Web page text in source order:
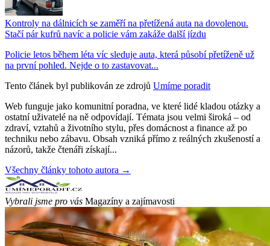
Kontroly na dálnicích se zaměří na přetížená auta na dovolenou.
Stačí pár kufrů navíc a policie vám zakáže další jízdu
Policie letos během léta víc sleduje auta, která působí přetíženě už
na první pohled. Nejde o to zastavovat...
Tento článek byl publikován ze zdrojů Umíme poradit
Web funguje jako komunitní poradna, ve které lidé kladou otázky a
ostatní uživatelé na ně odpovídají. Témata jsou velmi široká – od
zdraví, vztahů a životního stylu, přes domácnost a finance až po
techniku nebo zábavu. Obsah vzniká přímo z reálných zkušeností a
názorů, takže čtenáři získají...
Všechny články tohoto autora →
Vybrali jsme pro vás Magazíny a zajímavosti